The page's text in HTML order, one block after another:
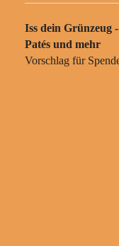
Iss dein Grünzeug
Patés und mehr
Vorschlag für